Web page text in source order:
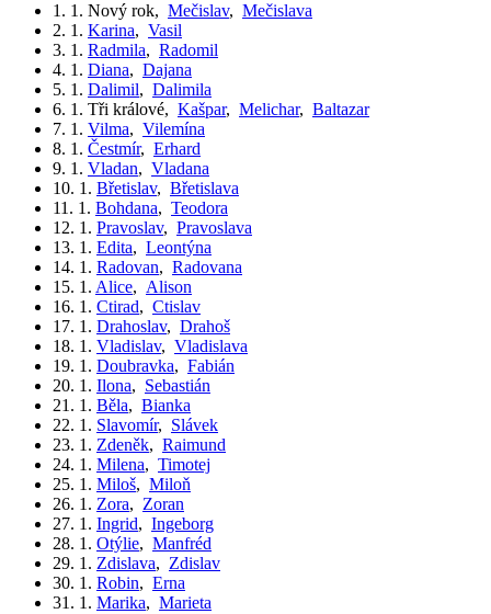
1. 1. Nový rok, Mečislav, Mečislava
2. 1. Karina, Vasil
3. 1. Radmila, Radomil
4. 1. Diana, Dajana
5. 1. Dalimil, Dalimila
6. 1. Tři králové, Kašpar, Melichar, Baltazar
7. 1. Vilma, Vilemína
8. 1. Čestmír, Erhard
9. 1. Vladan, Vladana
10. 1. Břetislav, Břetislava
11. 1. Bohdana, Teodora
12. 1. Pravoslav, Pravoslava
13. 1. Edita, Leontýna
14. 1. Radovan, Radovana
15. 1. Alice, Alison
16. 1. Ctirad, Ctislav
17. 1. Drahoslav, Drahoš
18. 1. Vladislav, Vladislava
19. 1. Doubravka, Fabián
20. 1. Ilona, Sebastián
21. 1. Běla, Bianka
22. 1. Slavomír, Slávek
23. 1. Zdeněk, Raimund
24. 1. Milena, Timotej
25. 1. Miloš, Miloň
26. 1. Zora, Zoran
27. 1. Ingrid, Ingeborg
28. 1. Otýlie, Manfréd
29. 1. Zdislava, Zdislav
30. 1. Robin, Erna
31. 1. Marika, Marieta